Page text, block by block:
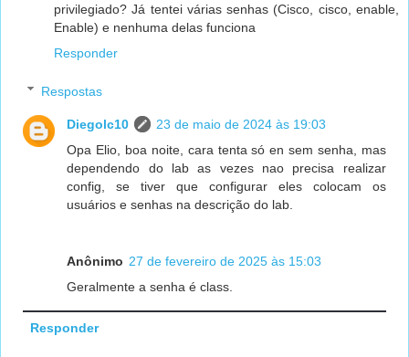
privilegiado? Já tentei várias senhas (Cisco, cisco, enable,
Enable) e nenhuma delas funciona
Responder
Respostas
Diegolc10
23 de maio de 2024 às 19:03
Opa Elio, boa noite, cara tenta só en sem senha, mas
dependendo do lab as vezes nao precisa realizar
config, se tiver que configurar eles colocam os
usuários e senhas na descrição do lab.
Anônimo 27 de fevereiro de 2025 às 15:03
Geralmente a senha é class.
Responder